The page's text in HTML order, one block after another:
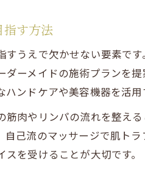
悩みに寄り添う
自信あふれる胸元を
バストケアがも
女性の魅力を引
指す方法
うえで欠かせない要素で
ーメイドの施術プランを
ンドケアや美容機器を活
肉やリンパの流れを整え
己流のマッサージで肌ト
を受けることが大切です。